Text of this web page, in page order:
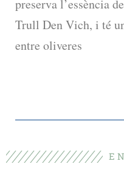
preserva l’essència
Trull Den Vich, i té
entre oliveres
E